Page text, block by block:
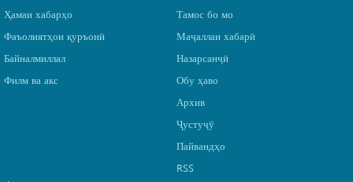
Ҳамаи хабарҳо
Фаъолиятҳои қуръонӣ
Байналмиллал
Филм ва акс
Тамос бо мо
Маҷаллаи хабарӣ
Назарсанҷӣ
Обу ҳаво
Архив
Ҷустуҷӯ
Пайвандҳо
RSS